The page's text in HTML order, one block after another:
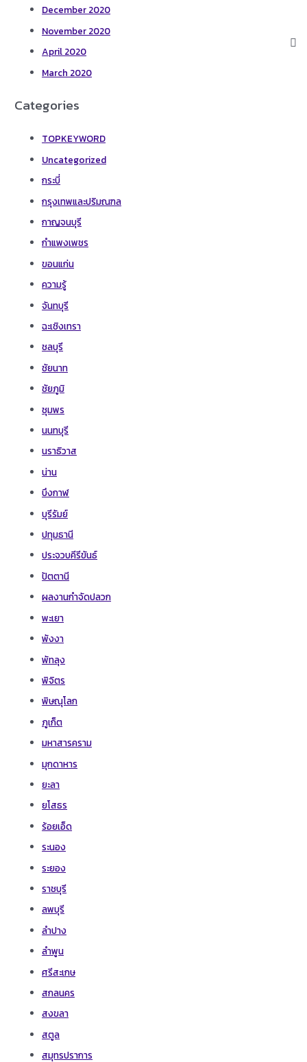
December 2020
November 2020
April 2020
March 2020
Categories
TOPKEYWORD
Uncategorized
กระบี่
กรุงเทพและปริมณฑล
กาญจนบุรี
กำแพงเพชร
ขอนแก่น
ความรู้
จันทบุรี
ฉะเชิงเทรา
ชลบุรี
ชัยนาท
ชัยภูมิ
ชุมพร
นนทบุรี
นราธิวาส
น่าน
บึงกาฬ
บุรีรัมย์
ปทุมธานี
ประจวบคีรีขันธ์
ปัตตานี
ผลงานกำจัดปลวก
พะเยา
พังงา
พัทลุง
พิจิตร
พิษณุโลก
ภูเก็ต
มหาสารคราม
มุกดาหาร
ยะลา
ยโสธร
ร้อยเอ็ด
ระนอง
ระยอง
ราชบุรี
ลพบุรี
ลำปาง
ลำพูน
ศรีสะเกษ
สกลนคร
สงขลา
สตูล
สมุทรปราการ